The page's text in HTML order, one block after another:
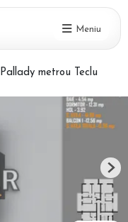
Meniu
metrou Teclu